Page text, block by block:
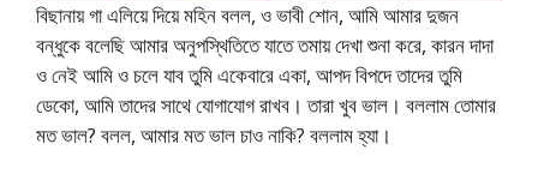
বিছানায় গা এলিয়ে দিয়ে মহিন বলল, ও ভাবী শোন, আমি আমার দুজন
বন্ধুকে বলেছি আমার অনুপস্থিতিতে যাতে তমায় দেখা শুনা করে, কারন দাদা
ও নেই আমি ও চলে যাব তুমি একেবারে একা, আপদ বিপদে তাদের তুমি
ডেকো, আমি তাদের সাথে যোগাযোগ রাখব। তারা খুব ভাল। বললাম তোমার
মত ভাল? বলল, আমার মত ভাল চাও নাকি? বললাম হ্যা।